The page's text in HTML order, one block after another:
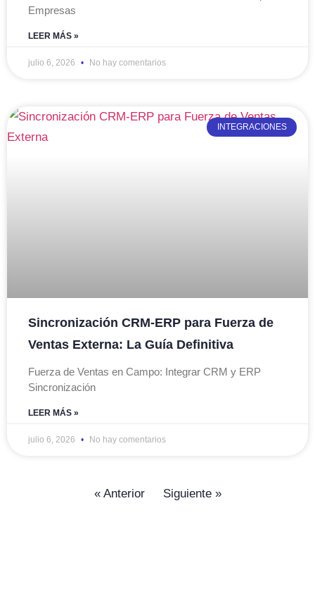
Empresas
LEER MÁS »
julio 6, 2026 No hay comentarios
INTEGRACIONES
Sincronización CRM-ERP para Fuerza de
Ventas Externa: La Guía Definitiva
Fuerza de Ventas en Campo: Integrar CRM y ERP
Sincronización
LEER MÁS »
julio 6, 2026 No hay comentarios
« Anterior Siguiente »